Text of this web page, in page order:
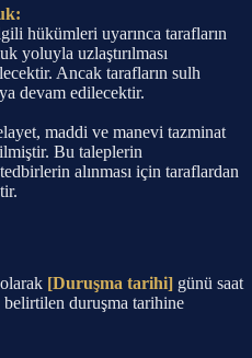
hükümleri uyarınca tarafların
yoluyla uzlaştırılması
Ancak tarafların sulh
devam edilecektir.
maddi ve manevi tazminat
Bu taleplerin
alınması için taraflardan
[Duruşma tarihi] günü saat
belirtilen duruşma tarihine